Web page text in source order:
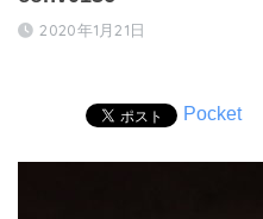
2020年1月21日
Pocket